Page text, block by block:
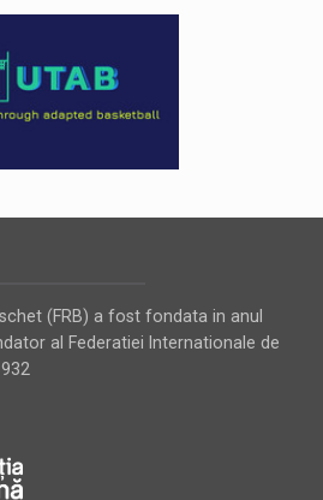
(FRB) a fost fondata in anul
al Federatiei Internationale de